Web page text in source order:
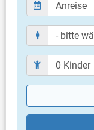
eigene Terrasse
überdacht
Bestuhlung
Terrassengröße:
Weitere
Parkplatz beim
Haustier nicht
Klimaanlage
Bettwäsche